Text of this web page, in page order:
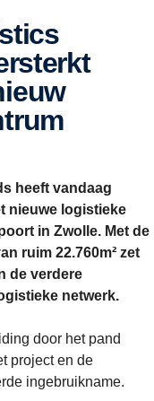
heeft vandaag
nieuwe logistieke
in Zwolle. Met de
ruim 22.760m² zet
de verdere
netwerk.
door het pand
project en de
ingebruikname.